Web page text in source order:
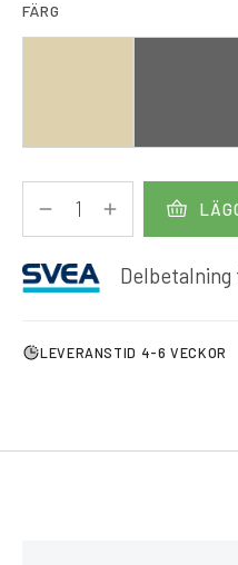
FÄRG
Delbetalning
LEVERANSTID 4-6 VECKOR